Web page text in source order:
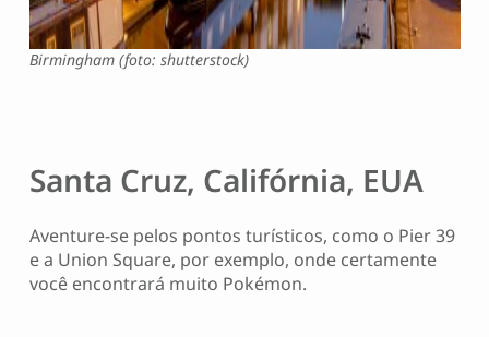
Birmingham (foto: shutterstock)
Santa Cruz, Califórnia, EUA
Aventure-se pelos pontos turísticos, como o Pier 39
e a Union Square, por exemplo, onde certamente
você encontrará muito Pokémon.